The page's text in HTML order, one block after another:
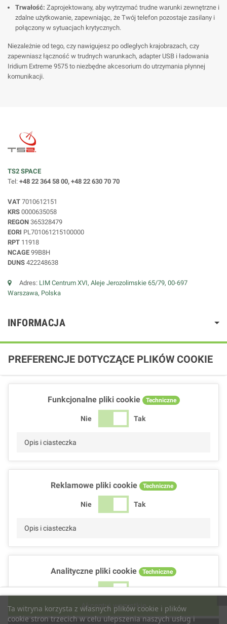
Trwałość: Zaprojektowany, aby wytrzymać trudne warunki zewnętrzne i
zdalne użytkowanie, zapewniając, że Twój telefon pozostaje zasilany i
połączony w sytuacjach krytycznych.
Niezależnie od tego, czy nawigujesz po odległych krajobrazach, czy
zapewniasz łączność w trudnych warunkach, adapter USB i ładowania
Iridium Extreme 9575 to niezbędne akcesorium do utrzymania płynnej
komunikacji.
TS2 SPACE
Tel: +48 22 364 58 00, +48 22 630 70 70
VAT 7010612151
KRS 0000635058
REGON 365328479
EORI PL701061215100000
RPT 11918
NCAGE 99B8H
DUNS 422248638
Adres: LIM Centrum XVI, Aleje Jerozolimskie 65/79, 00-697
Warszawa, Polska
INFORMACJA
Ta witryna korzysta z własnych plików cookie i plików
cookie stron trzecich w celu ulepszenia naszych usług i
PREFERENCJE DOTYCZĄCE PLIKÓW COOKIE
Funkcjonalne pliki cookie Techniczne
Nie Tak
Opis i ciasteczka
Reklamowe pliki cookie Techniczne
Nie Tak
Opis i ciasteczka
Analityczne pliki cookie Techniczne
Nie Tak
Opis i ciasteczka
Akceptuj wszystkie